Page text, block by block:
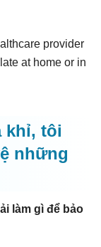
provider
at home or in
khỉ, tôi
những
làm gì để bảo